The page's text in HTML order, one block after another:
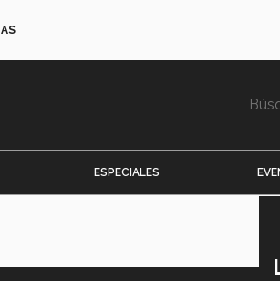
ESPECIALES